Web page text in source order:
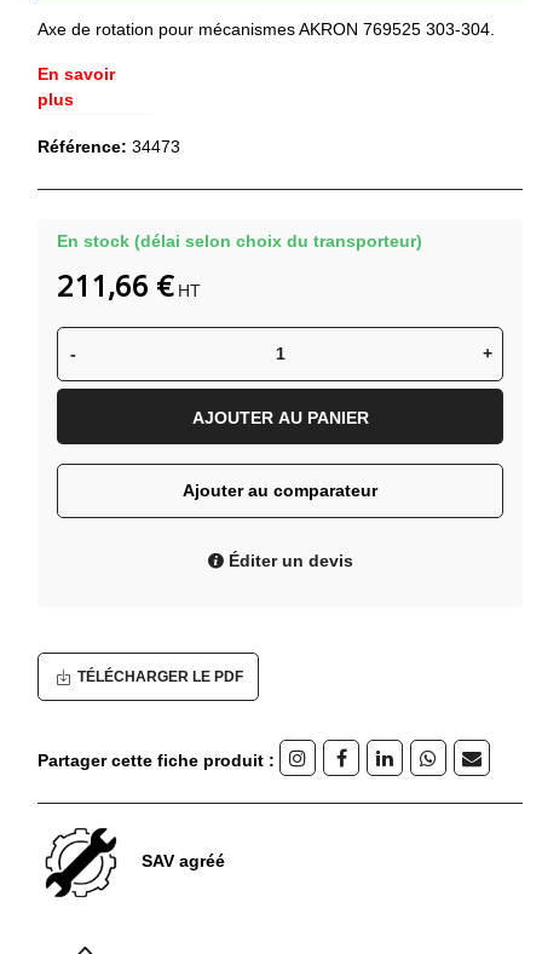
Axe de rotation pour mécanismes AKRON 769525 303-304.
En savoir
plus
Référence: 34473
En stock (délai selon choix du transporteur)
- +
AJOUTER AU PANIER
Ajouter au comparateur
Éditer un devis
211,66 € HT
TÉLÉCHARGER LE PDF
Partager cette fiche produit :
SAV agréé